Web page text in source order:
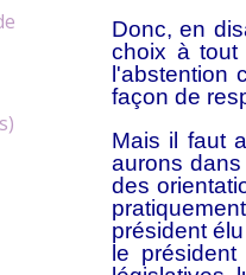
Donc, en
choix à
l'abstention
façon de
Mais il faut
aurons
des
président
le